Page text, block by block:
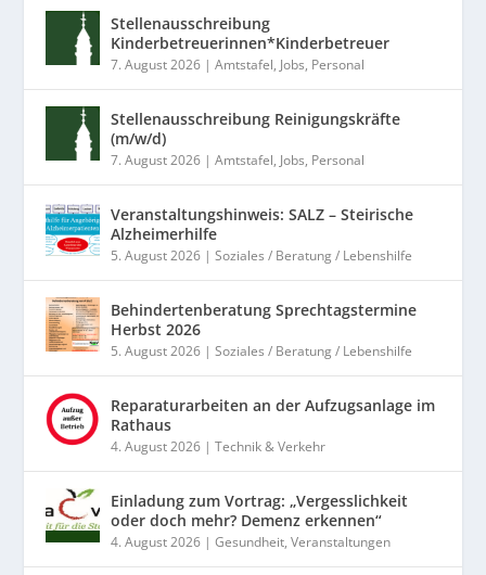
Stellenausschreibung
Kinderbetreuerinnen*Kinderbetreuer
7. August 2026 |Amtstafel, Jobs, Personal
Stellenausschreibung Reinigungskräfte
(m/w/d)
7. August 2026 |Amtstafel, Jobs, Personal
Veranstaltungshinweis: SALZ – Steirische
Alzheimerhilfe
5. August 2026 |Soziales / Beratung / Lebenshilfe
Behindertenberatung Sprechtagstermine
Herbst 2026
5. August 2026 |Soziales / Beratung / Lebenshilfe
Reparaturarbeiten an der Aufzugsanlage im
Rathaus
4. August 2026 |Technik & Verkehr
Einladung zum Vortrag: „Vergesslichkeit
oder doch mehr? Demenz erkennen“
4. August 2026 |Gesundheit,Veranstaltungen